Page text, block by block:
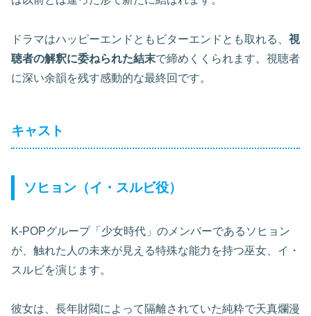
ドラマはハッピーエンドともビターエンドとも取れる、 視
聴者の解釈に委ねられた結末で締めくくられます。視聴者
に深い余韻を残す感動的な最終回です。
キャスト
ソヒョン（イ・スルビ役）
K-POPグループ「少女時代」のメンバーであるソヒョン
が、触れた人の未来が見える特殊な能力を持つ巫女、イ・
スルビを演じます。
彼女は、長年財閥によって隔離されていた純粋で天真爛漫